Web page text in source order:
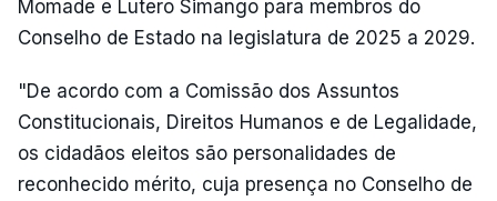
Momade e Lutero Simango para membros do
Conselho de Estado na legislatura de 2025 a 2029.
"De acordo com a Comissão dos Assuntos
Constitucionais, Direitos Humanos e de Legalidade,
os cidadãos eleitos são personalidades de
reconhecido mérito, cuja presença no Conselho de